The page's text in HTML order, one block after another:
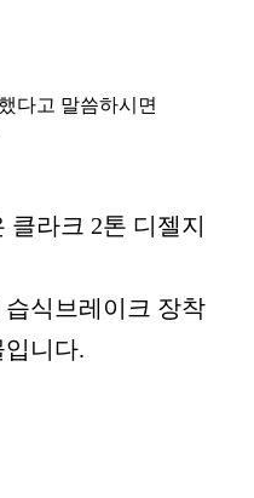
다고 말씀하시면
클라크 2톤 디젤지
식브레이크 장착
니다.